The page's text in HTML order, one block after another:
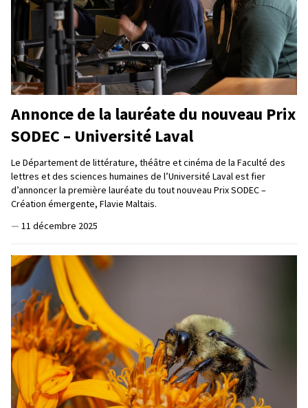
Annonce de la lauréate du nouveau Prix
SODEC – Université Laval
Le Département de littérature, théâtre et cinéma de la Faculté des
lettres et des sciences humaines de l’Université Laval est fier
d’annoncer la première lauréate du tout nouveau Prix SODEC –
Création émergente, Flavie Maltais.
— 11 décembre 2025